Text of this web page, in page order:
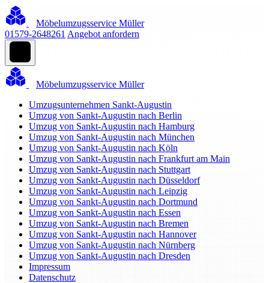
Möbelumzugsservice Müller
01579-2648261 Angebot anfordern
Möbelumzugsservice Müller
Umzugsunternehmen Sankt-Augustin
Umzug von Sankt-Augustin nach Berlin
Umzug von Sankt-Augustin nach Hamburg
Umzug von Sankt-Augustin nach München
Umzug von Sankt-Augustin nach Köln
Umzug von Sankt-Augustin nach Frankfurt am Main
Umzug von Sankt-Augustin nach Stuttgart
Umzug von Sankt-Augustin nach Düsseldorf
Umzug von Sankt-Augustin nach Leipzig
Umzug von Sankt-Augustin nach Dortmund
Umzug von Sankt-Augustin nach Essen
Umzug von Sankt-Augustin nach Bremen
Umzug von Sankt-Augustin nach Hannover
Umzug von Sankt-Augustin nach Nürnberg
Umzug von Sankt-Augustin nach Dresden
Impressum
Datenschutz